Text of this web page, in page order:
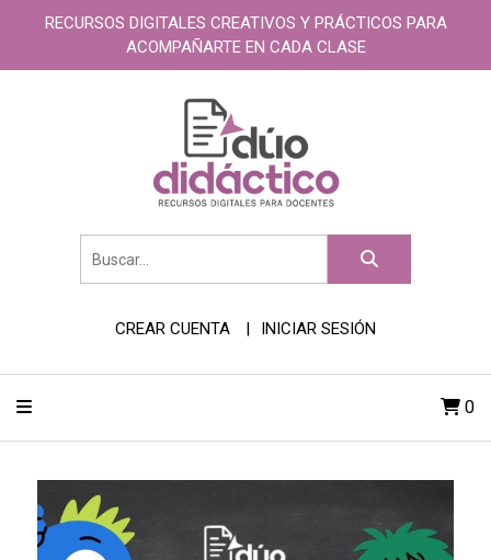
RECURSOS DIGITALES CREATIVOS Y PRÁCTICOS PARA
ACOMPAÑARTE EN CADA CLASE
CREAR CUENTA INICIAR SESIÓN
0